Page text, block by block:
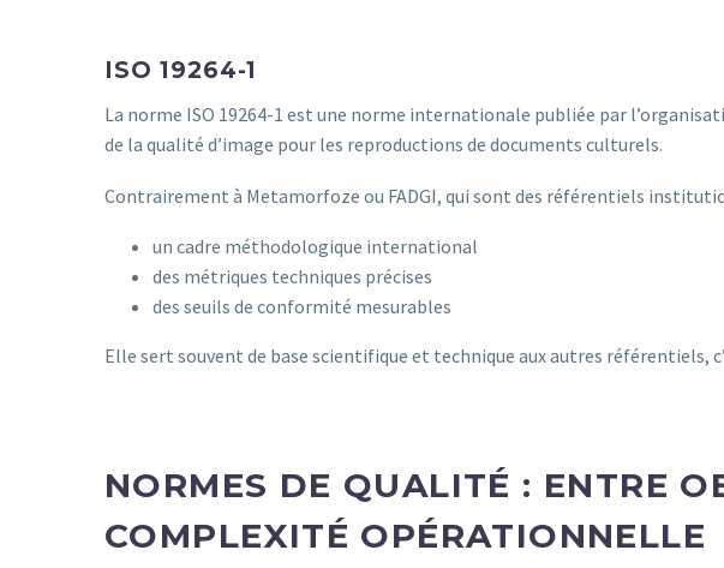
ISO 19264-1
La norme ISO 19264-1 est une norme internationale publiée par
de la qualité d’image pour les reproductions de documents culturels.
Contrairement à Metamorfoze ou FADGI, qui sont des référentiels
un cadre méthodologique international
des métriques techniques précises
des seuils de conformité mesurables
Elle sert souvent de base scientifique et technique aux autres
NORMES DE QUALITÉ : ENTRE
COMPLEXITÉ OPÉRATIONNELLE